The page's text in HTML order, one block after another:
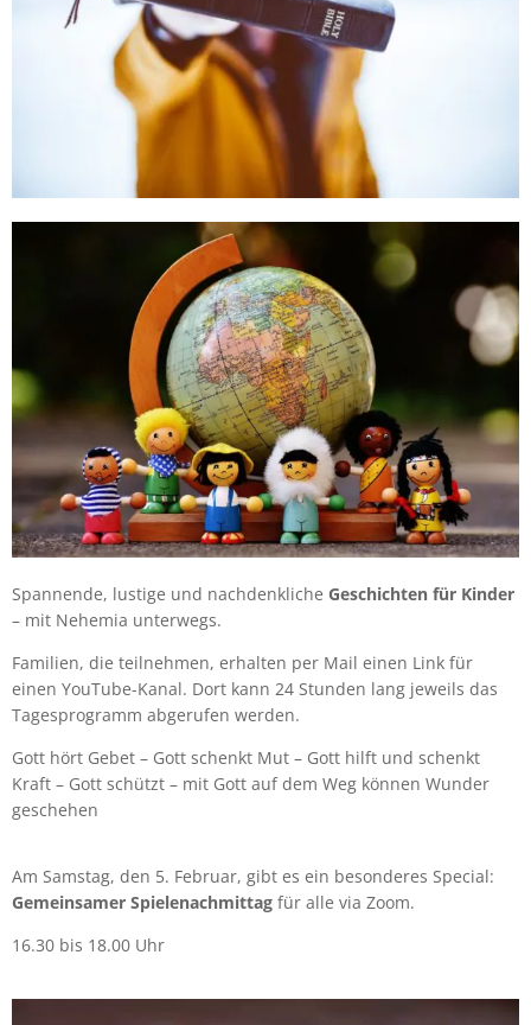
Spannende, lustige und nachdenkliche Geschichten für Kinder
– mit Nehemia unterwegs.
Familien, die teilnehmen, erhalten per Mail einen Link für
einen YouTube-Kanal. Dort kann 24 Stunden lang jeweils das
Tagesprogramm abgerufen werden.
Gott hört Gebet – Gott schenkt Mut – Gott hilft und schenkt
Kraft – Gott schützt – mit Gott auf dem Weg können Wunder
geschehen
Am Samstag, den 5. Februar, gibt es ein besonderes Special:
Gemeinsamer Spielenachmittag für alle via Zoom.
16.30 bis 18.00 Uhr